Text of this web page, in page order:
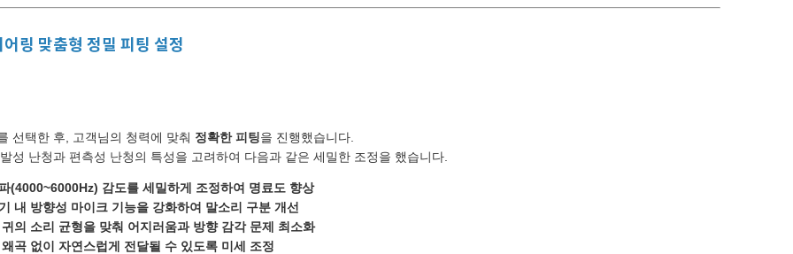
링 맞춤형 정밀 피팅 설정
선택한 후, 고객님의 청력에 맞춰 정확한 피팅을 진행했습니다.
성 난청과 편측성 난청의 특성을 고려하여 다음과 같은 세밀한 조정을 했습니다.
(4000~6000Hz) 감도를 세밀하게 조정하여 명료도 향상
내 방향성 마이크 기능을 강화하여 말소리 구분 개선
의 소리 균형을 맞춰 어지러움과 방향 감각 문제 최소화
곡 없이 자연스럽게 전달될 수 있도록 미세 조정